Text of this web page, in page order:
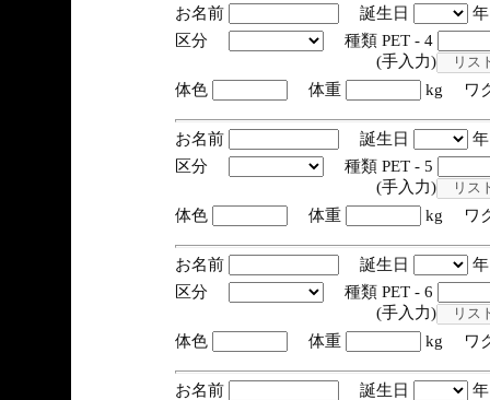
お名前 誕生日
区分
種類 PET - 4
(手入力)
体色
体重 kg ワ
お名前 誕生日
区分
種類 PET - 5
(手入力)
体色
体重 kg ワ
お名前 誕生日
区分
種類 PET - 6
(手入力)
体色
体重 kg ワ
お名前 誕生日